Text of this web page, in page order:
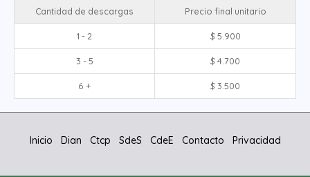
Cantidad de descargas Precio final unitario
1 - 2 $5.900
3 - 5 $4.700
6 + $3.500
Inicio Dian Ctcp SdeS CdeE Contacto Privacidad